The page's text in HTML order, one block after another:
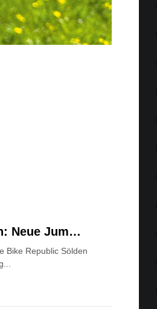
Neue Jum…
Bike Republic Sölden